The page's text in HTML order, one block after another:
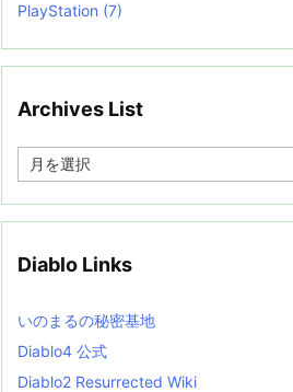
PlayStation (7)
Archives List
e
i
s
t
Diablo Links
いのまるの秘密基地
Diablo4 公式
Diablo2 Resurrected Wiki